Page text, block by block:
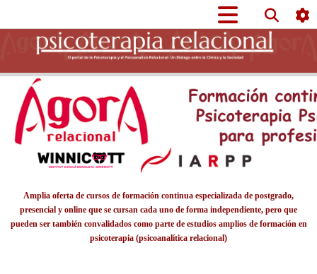
Amplia oferta de cursos de formación continua especializada de postgrado,
presencial y online que se cursan cada uno de forma independiente, pero que
pueden ser también convalidados como parte de estudios amplios de formación en
psicoterapia (psicoanalítica relacional)